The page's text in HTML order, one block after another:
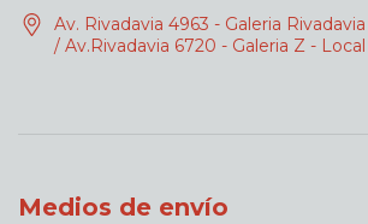
Av. Rivadavia 4963 - Galeria
/ Av.Rivadavia 6720 - Galeria Z -
Medios de envío